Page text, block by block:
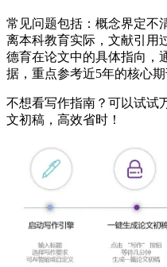
常见问题包括：概念界定不
离本科教育实际，文献引用
德育在论文中的具体指向，
据，重点参考近5年的核心
不想看写作指南？可以试试
文初稿，高效省时！